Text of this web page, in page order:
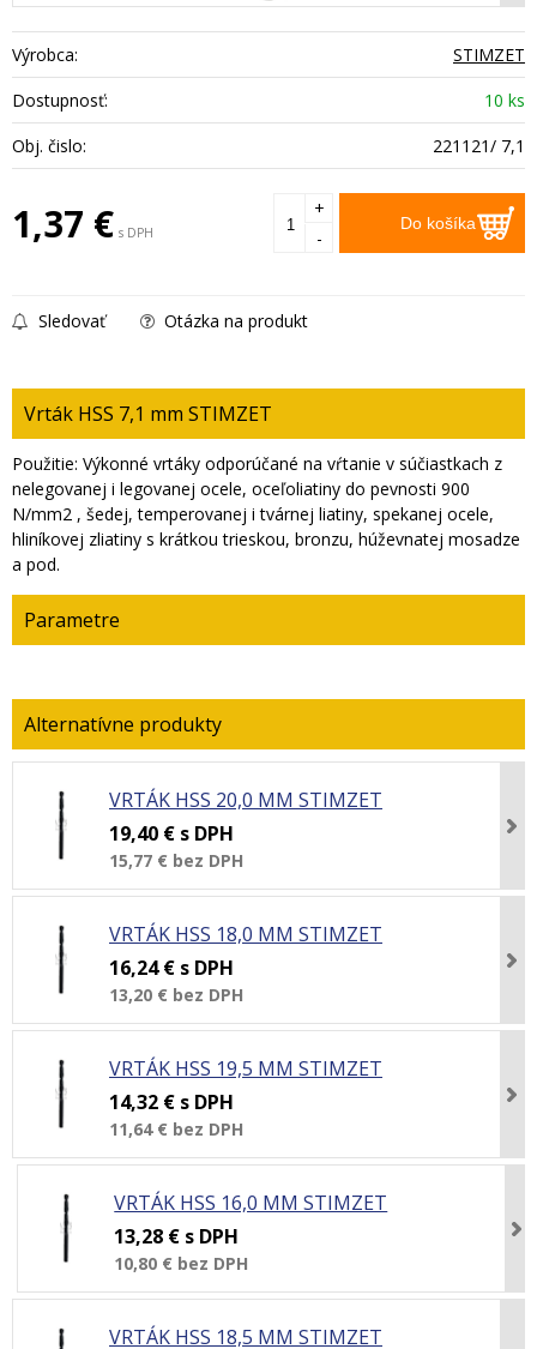
Výrobca:
STIMZET
Dostupnosť:
10 ks
Obj. čislo:
221121/ 7,1
1,37 € s DPH Do košíka
+
-
Sledovať Otázka na produkt
Vrták HSS 7,1 mm STIMZET
Použitie: Výkonné vrtáky odporúčané na vŕtanie v súčiastkach z
nelegovanej i legovanej ocele, oceľoliatiny do pevnosti 900
N/mm2 , šedej, temperovanej i tvárnej liatiny, spekanej ocele,
hliníkovej zliatiny s krátkou trieskou, bronzu, húževnatej mosadze
a pod.
Parametre
VRTÁK HSS 20,0 MM STIMZET
19,40 € s DPH
15,77 € bez DPH
VRTÁK HSS 18,0 MM STIMZET
16,24 € s DPH
13,20 € bez DPH
VRTÁK HSS 19,5 MM STIMZET
14,32 € s DPH
11,64 € bez DPH
VRTÁK HSS 16,0 MM STIMZET
13,28 € s DPH
10,80 € bez DPH
VRTÁK HSS 18,5 MM STIMZET